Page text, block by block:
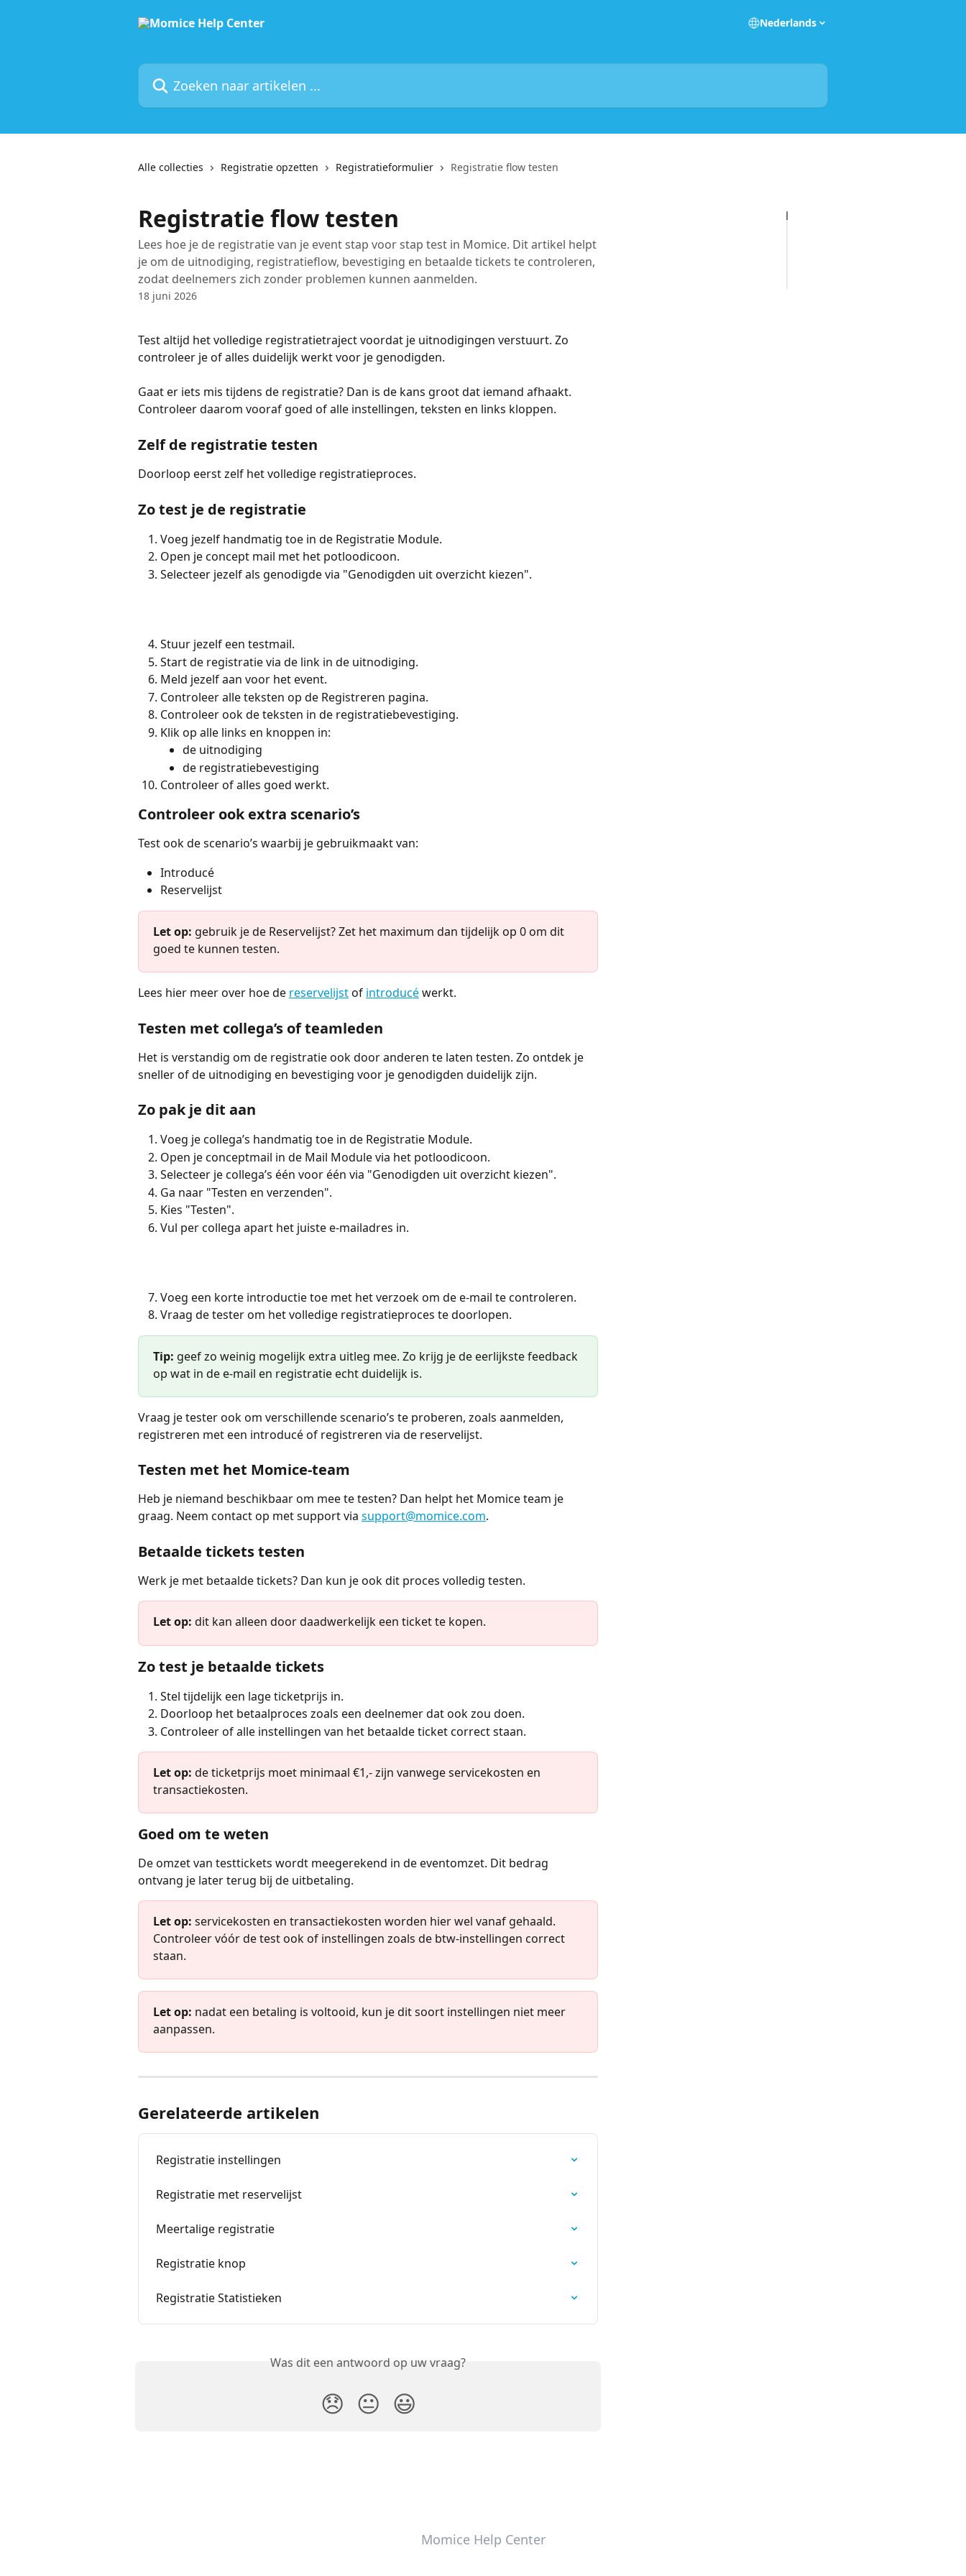
Nederlands
Zoeken naar artikelen ...
Alle collecties Registratie opzetten Registratieformulier Registratie flow testen
Registratie flow testen
Lees hoe je de registratie van je event stap voor stap test in Momice. Dit artikel helpt
je om de uitnodiging, registratieflow, bevestiging en betaalde tickets te controleren,
zodat deelnemers zich zonder problemen kunnen aanmelden.
18 juni 2026
Test altijd het volledige registratietraject voordat je uitnodigingen verstuurt. Zo
controleer je of alles duidelijk werkt voor je genodigden.
Gaat er iets mis tijdens de registratie? Dan is de kans groot dat iemand afhaakt.
Controleer daarom vooraf goed of alle instellingen, teksten en links kloppen.
Zelf de registratie testen
Doorloop eerst zelf het volledige registratieproces.
Zo test je de registratie
Voeg jezelf handmatig toe in de Registratie Module.
Open je concept mail met het potloodicoon.
Selecteer jezelf als genodigde via "Genodigden uit overzicht kiezen".
Stuur jezelf een testmail.
Start de registratie via de link in de uitnodiging.
Meld jezelf aan voor het event.
Controleer alle teksten op de Registreren pagina.
Controleer ook de teksten in de registratiebevestiging.
Klik op alle links en knoppen in:
de uitnodiging
de registratiebevestiging
Controleer of alles goed werkt.
Controleer ook extra scenario’s
Test ook de scenario’s waarbij je gebruikmaakt van:
Introducé
Reservelijst
Let op: gebruik je de Reservelijst? Zet het maximum dan tijdelijk op 0 om dit
goed te kunnen testen.
Lees hier meer over hoe de reservelijst of introducé werkt.
Testen met collega’s of teamleden
Het is verstandig om de registratie ook door anderen te laten testen. Zo ontdek je
sneller of de uitnodiging en bevestiging voor je genodigden duidelijk zijn.
Zo pak je dit aan
Voeg je collega’s handmatig toe in de Registratie Module.
Open je conceptmail in de Mail Module via het potloodicoon.
Selecteer je collega’s één voor één via "Genodigden uit overzicht kiezen".
Ga naar "Testen en verzenden".
Kies "Testen".
Vul per collega apart het juiste e-mailadres in.
Voeg een korte introductie toe met het verzoek om de e-mail te controleren.
Vraag de tester om het volledige registratieproces te doorlopen.
Tip: geef zo weinig mogelijk extra uitleg mee. Zo krijg je de eerlijkste feedback
op wat in de e-mail en registratie echt duidelijk is.
Vraag je tester ook om verschillende scenario’s te proberen, zoals aanmelden,
registreren met een introducé of registreren via de reservelijst.
Testen met het Momice-team
Heb je niemand beschikbaar om mee te testen? Dan helpt het Momice team je
graag. Neem contact op met support via support@momice.com.
Betaalde tickets testen
Werk je met betaalde tickets? Dan kun je ook dit proces volledig testen.
Let op: dit kan alleen door daadwerkelijk een ticket te kopen.
Zo test je betaalde tickets
Stel tijdelijk een lage ticketprijs in.
Doorloop het betaalproces zoals een deelnemer dat ook zou doen.
Controleer of alle instellingen van het betaalde ticket correct staan.
Let op: de ticketprijs moet minimaal €1,- zijn vanwege servicekosten en
transactiekosten.
Goed om te weten
De omzet van testtickets wordt meegerekend in de eventomzet. Dit bedrag
ontvang je later terug bij de uitbetaling.
Let op: servicekosten en transactiekosten worden hier wel vanaf gehaald.
Controleer vóór de test ook of instellingen zoals de btw-instellingen correct
staan.
Let op: nadat een betaling is voltooid, kun je dit soort instellingen niet meer
aanpassen.
Gerelateerde artikelen
Registratie instellingen
Registratie met reservelijst
Meertalige registratie
Registratie knop
Registratie Statistieken
Was dit een antwoord op uw vraag?
😞 😐 😃
Momice Help Center